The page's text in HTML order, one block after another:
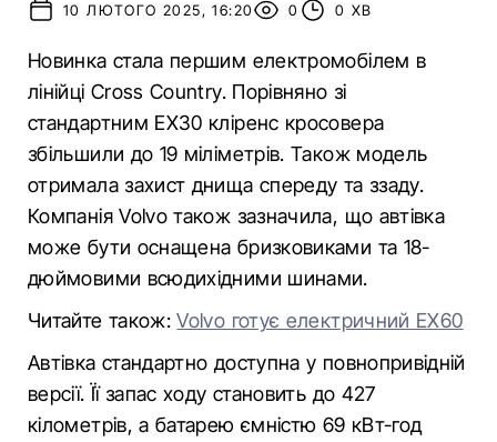
10 ЛЮТОГО 2025, 16:20
0 0 ХВ
Новинка стала першим електромобілем в
лінійці Cross Country. Порівняно зі
стандартним EX30 кліренс кросовера
збільшили до 19 міліметрів. Також модель
отримала захист днища спереду та ззаду.
Компанія Volvo також зазначила, що автівка
може бути оснащена бризковиками та 18-
дюймовими всюдихідними шинами.
Читайте також:Volvo готує електричний EX60
Автівка стандартно доступна у повнопривідній
версії. Її запас ходу становить до 427
кілометрів, а батарею ємністю 69 кВт-год